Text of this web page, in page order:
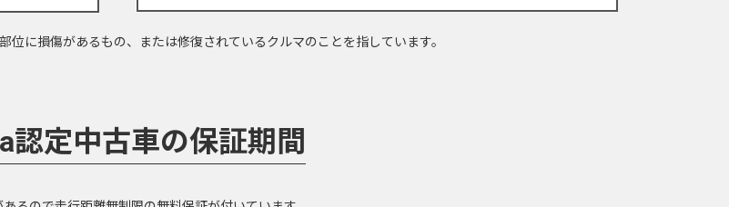
に損傷があるもの、または修復されているクルマのことを指しています。
認定中古車の保証期間